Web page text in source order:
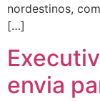
nordestinos,
[…]
envia